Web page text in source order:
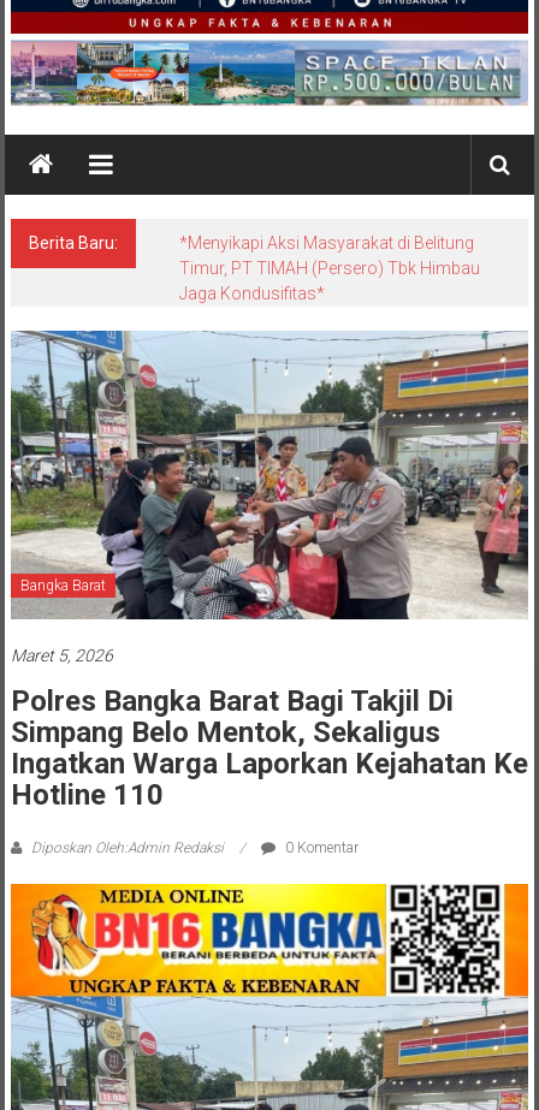
Berita Baru:
*Menyikapi Aksi Masyarakat di Belitung
Timur, PT TIMAH (Persero) Tbk Himbau
Jaga Kondusifitas*
Bangka Barat
Maret 5, 2026
Polres Bangka Barat Bagi Takjil Di
Simpang Belo Mentok, Sekaligus
Ingatkan Warga Laporkan Kejahatan Ke
Hotline 110
Diposkan Oleh:Admin Redaksi 0 Komentar